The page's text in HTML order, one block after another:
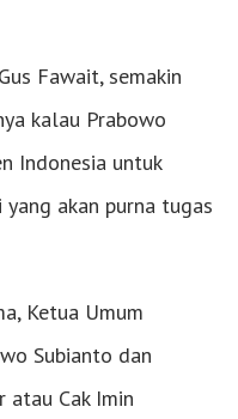
Fawait, semakin
kalau Prabowo
Indonesia untuk
akan purna tugas
Ketua Umum
Subianto dan
atau Cak Imin